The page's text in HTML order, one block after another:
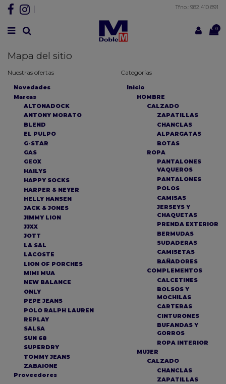
Tfno.: 982 410 891
0
Mapa del sitio
Nuestras ofertas
Novedades
Marcas
ALTONADOCK
ANTONY MORATO
BLEND
EL PULPO
G-STAR
GAS
GEOX
HAILYS
HAPPY SOCKS
HARPER & NEYER
HELLY HANSEN
JACK & JONES
JIMMY LION
JJXX
JOTT
LA SAL
LACOSTE
LION OF PORCHES
MIMI MUA
NEW BALANCE
ONLY
PEPE JEANS
POLO RALPH LAUREN
REPLAY
SALSA
SUN 68
SUPERDRY
TOMMY JEANS
ZABAIONE
Proveedores
Categorías
Inicio
HOMBRE
CALZADO
ZAPATILLAS
CHANCLAS
ALPARGATAS
BOTAS
ROPA
PANTALONES
VAQUEROS
PANTALONES
POLOS
CAMISAS
JERSEYS Y
CHAQUETAS
PRENDA EXTERIOR
BERMUDAS
SUDADERAS
CAMISETAS
BAÑADORES
COMPLEMENTOS
CALCETINES
BOLSOS Y
MOCHILAS
CARTERAS
CINTURONES
BUFANDAS Y
GORROS
ROPA INTERIOR
MUJER
CALZADO
CHANCLAS
ZAPATILLAS